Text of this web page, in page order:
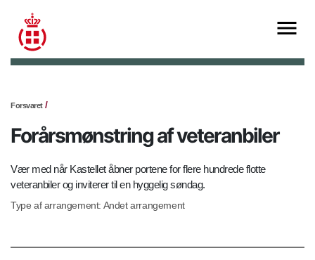
Forsvaret
Forårsmønstring af veteranbiler
Vær med når Kastellet åbner portene for flere hundrede flotte
veteranbiler og inviterer til en hyggelig søndag.
Type af arrangement: Andet arrangement